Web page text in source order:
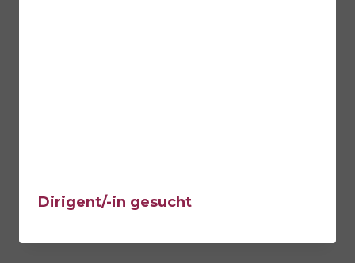
Dirigent/-in gesucht